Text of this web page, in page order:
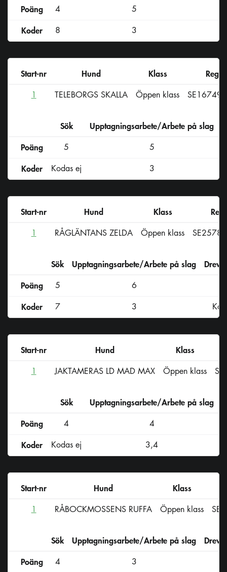
Poäng
4 5
Koder
8 3
Start-nr Hund Klass
Reg-
1
TELEBORGS SKALLA Öppen klass
Sök Upptagningsarbete/Arbete på slag
Poäng
5
5
Koder
Kodas ej 3
Start-nr Hund Klass
1
RÅGLÄNTANS ZELDA Öppen klass
Sök Upptagningsarbete/Arbete på slag
Poäng
5 6
Koder
7 3
Start-nr Hund
Klass
1
JAKTAMERAS LD MAD MAX Öppen klass
Sök Upptagningsarbete/Arbete på slag
Poäng
4
4
Koder
Kodas ej 3,4
Start-nr Hund
Klass
1
RÅBOCKMOSSENS RUFFA Öppen klass
Sök Upptagningsarbete/Arbete på slag
Poäng
4 3